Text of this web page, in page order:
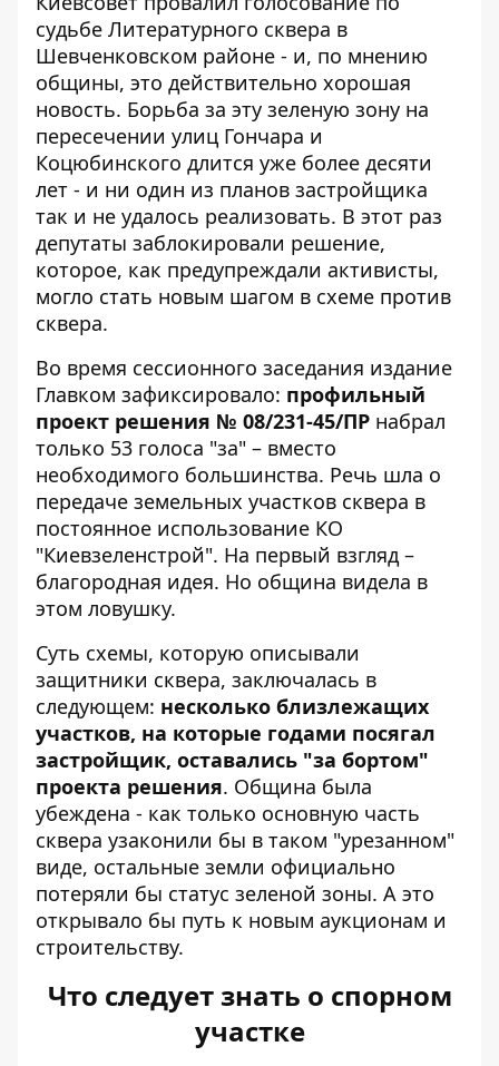
судьбе Литературного сквера в
Шевченковском районе - и, по мнению
общины, это действительно хорошая
новость. Борьба за эту зеленую зону на
пересечении улиц Гончара и
Коцюбинского длится уже более десяти
лет - и ни один из планов застройщика
так и не удалось реализовать. В этот раз
депутаты заблокировали решение,
которое, как предупреждали активисты,
могло стать новым шагом в схеме против
сквера.
Во время сессионного заседания издание
Главком зафиксировало: профильный
проект решения № 08/231-45/ПР набрал
только 53 голоса "за" – вместо
необходимого большинства. Речь шла о
передаче земельных участков сквера в
постоянное использование КО
"Киевзеленстрой". На первый взгляд –
благородная идея. Но община видела в
этом ловушку.
Суть схемы, которую описывали
защитники сквера, заключалась в
следующем: несколько близлежащих
участков, на которые годами посягал
застройщик, оставались "за бортом"
проекта решения. Община была
убеждена - как только основную часть
сквера узаконили бы в таком "урезанном"
виде, остальные земли официально
потеряли бы статус зеленой зоны. А это
открывало бы путь к новым аукционам и
строительству.
Что следует знать о спорном
участке